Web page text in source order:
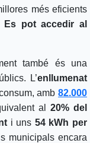
més eficients
Es pot accedir al
també és una
L’enllumenat
amb 82.000
al 20% del
i uns 54 kWh per
municipals encara